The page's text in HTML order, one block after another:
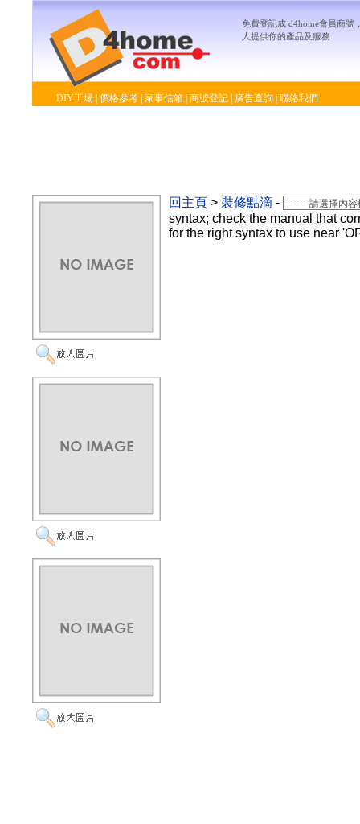
免費登記成 d4home會員商號
人提供你的產品及服務
DIY工場 價格參考 家事信箱 商號登記 廣告查詢 聯絡我們
回主頁 > 裝修點滴 -
syntax; check the manual that
for the right syntax to use near